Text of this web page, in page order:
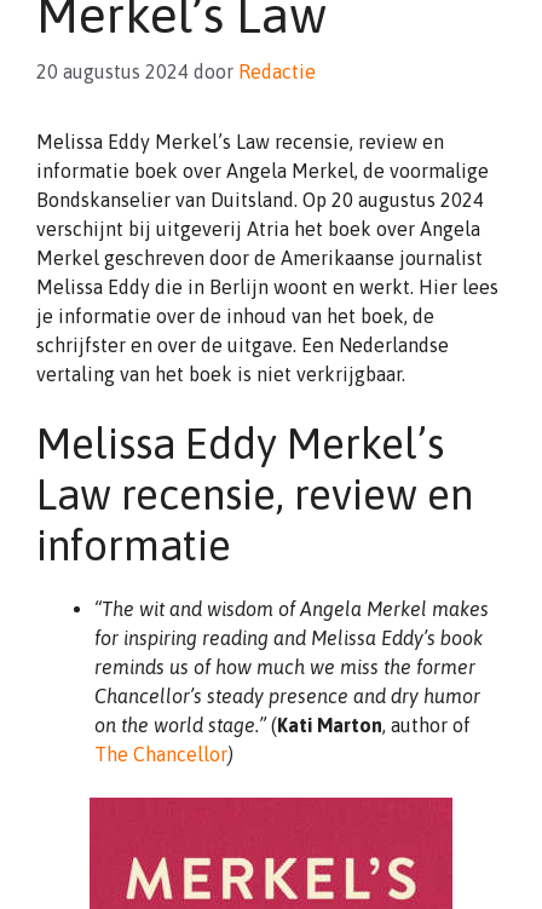
Merkel’s Law
20 augustus 2024 door Redactie
Melissa Eddy Merkel’s Law recensie, review en
informatie boek over Angela Merkel, de voormalige
Bondskanselier van Duitsland. Op 20 augustus 2024
verschijnt bij uitgeverij Atria het boek over Angela
Merkel geschreven door de Amerikaanse journalist
Melissa Eddy die in Berlijn woont en werkt. Hier lees
je informatie over de inhoud van het boek, de
schrijfster en over de uitgave. Een Nederlandse
vertaling van het boek is niet verkrijgbaar.
Melissa Eddy Merkel’s
Law recensie, review en
informatie
“The wit and wisdom of Angela Merkel makes
for inspiring reading and Melissa Eddy’s book
reminds us of how much we miss the former
Chancellor’s steady presence and dry humor
on the world stage.”(Kati Marton, author of
The Chancellor)